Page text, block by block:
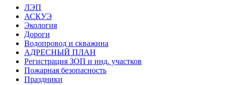
ЛЭП
АСКУЭ
Экология
Дороги
Водопровод и скважина
АДРЕСНЫЙ ПЛАН
Регистрация ЗОП и инд. участков
Пожарная безопасность
Праздники